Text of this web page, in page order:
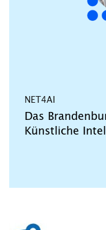
NET4AI
Das
Künstliche